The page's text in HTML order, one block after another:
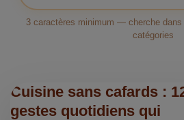
3 caractères minimum — cherche
catégories
Cuisine sans cafards :
gestes quotidiens qui